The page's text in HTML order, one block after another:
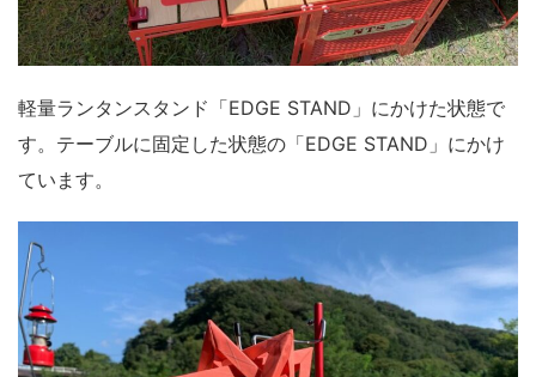
軽量ランタンスタンド「EDGE STAND」にかけた状態で
す。テーブルに固定した状態の「EDGE STAND」にかけ
ています。